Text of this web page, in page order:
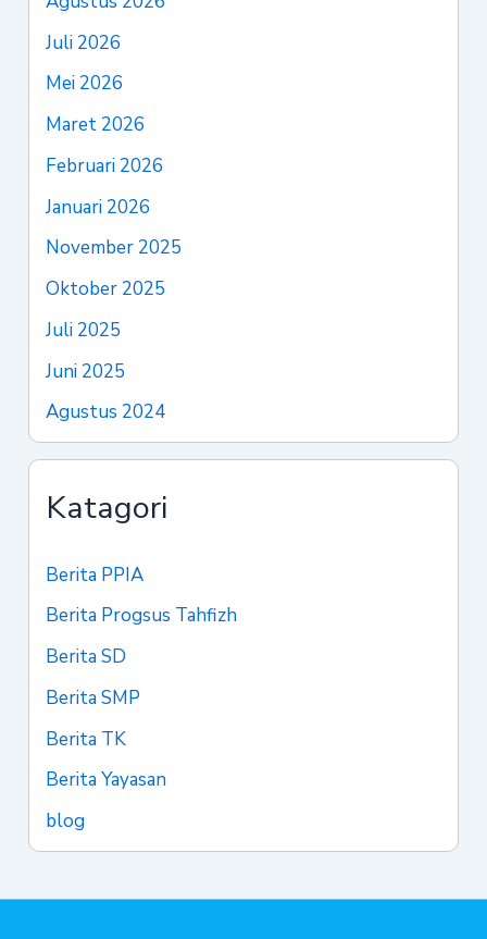
Juli 2026
Mei 2026
Maret 2026
Februari 2026
Januari 2026
November 2025
Oktober 2025
Juli 2025
Juni 2025
Agustus 2024
Katagori
Berita PPIA
Berita Progsus Tahfizh
Berita SD
Berita SMP
Berita TK
Berita Yayasan
blog